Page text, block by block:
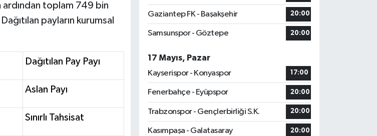
ardından toplam 749 bin
payların kurumsal
Dağıtılan Pay Payı
Aslan Payı
Sınırlı Tahsisat
Gaziantep FK - Başakşehir 20:00
Samsunspor - Göztepe 20:00
17 Mayıs, Pazar
Kayserispor - Konyaspor
17:00
Fenerbahçe - Eyüpspor 20:00
Trabzonspor - Gençlerbirliği S.K. 20:00
Kasımpaşa - Galatasaray 20:00